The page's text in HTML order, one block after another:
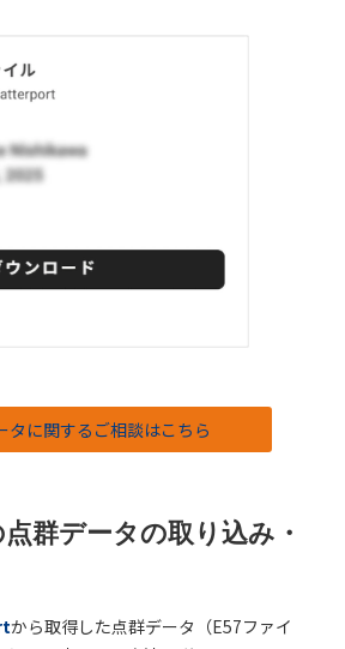
タに関するご相談はこちら
群データの取り込み・
から取得した点群データ（E57ファイ